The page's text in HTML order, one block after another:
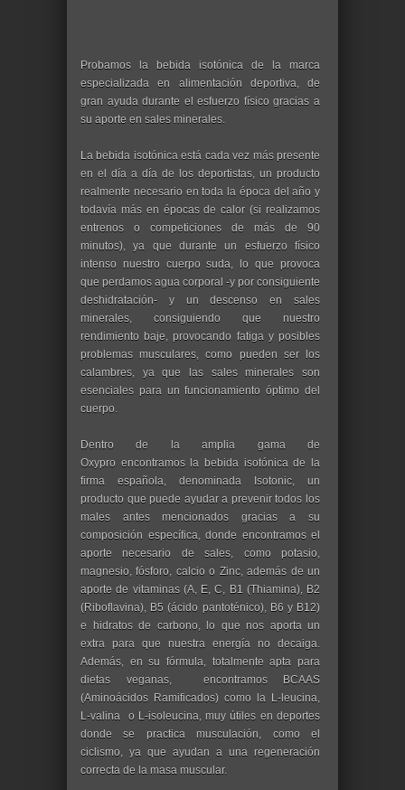
Probamos la bebida isotónica de la marca
especializada en alimentación deportiva, de
gran ayuda durante el esfuerzo físico gracias a
su aporte en sales minerales.
La bebida isotónica está cada vez más presente
en el día a día de los deportistas, un producto
realmente necesario en toda la época del año y
todavía más en épocas de calor (si realizamos
entrenos o competiciones de más de 90
minutos), ya que durante un esfuerzo físico
intenso nuestro cuerpo suda, lo que provoca
que perdamos agua corporal -y por consiguiente
deshidratación- y un descenso en sales
minerales, consiguiendo que nuestro
rendimiento baje, provocando fatiga y posibles
problemas musculares, como pueden ser los
calambres, ya que las sales minerales son
esenciales para un funcionamiento óptimo del
cuerpo.
Dentro de la amplia gama de
Oxypro encontramos la bebida isotónica de la
firma española, denominada Isotonic, un
producto que puede ayudar a prevenir todos los
males antes mencionados gracias a su
composición específica, donde encontramos el
aporte necesario de sales, como potasio,
magnesio, fósforo, calcio o Zinc, además de un
aporte de vitaminas (A, E, C, B1 (Thiamina), B2
(Riboflavina), B5 (ácido pantoténico), B6 y B12)
e hidratos de carbono, lo que nos aporta un
extra para que nuestra energía no decaiga.
Además, en su fórmula, totalmente apta para
dietas veganas, encontramos BCAAS
(Aminoácidos Ramificados) como la L-leucina,
L-valina o L-isoleucina, muy útiles en deportes
donde se practica musculación, como el
ciclismo, ya que ayudan a una regeneración
correcta de la masa muscular.